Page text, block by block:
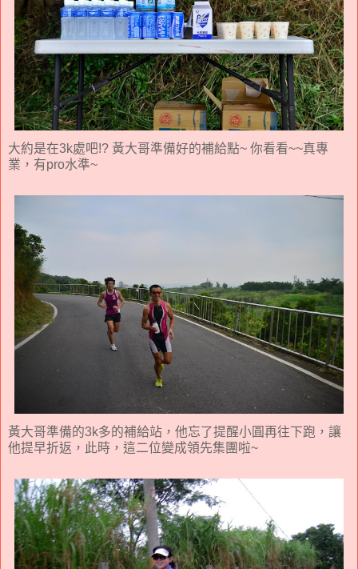
大約是在3k處吧!? 黃大哥準備好的補給點~ 你看看~~真專
業，有pro水準~
黃大哥準備的3k多的補給站，他忘了提醒小圓再往下跑，讓
他提早折返，此時，這二位變成領先集團啦~